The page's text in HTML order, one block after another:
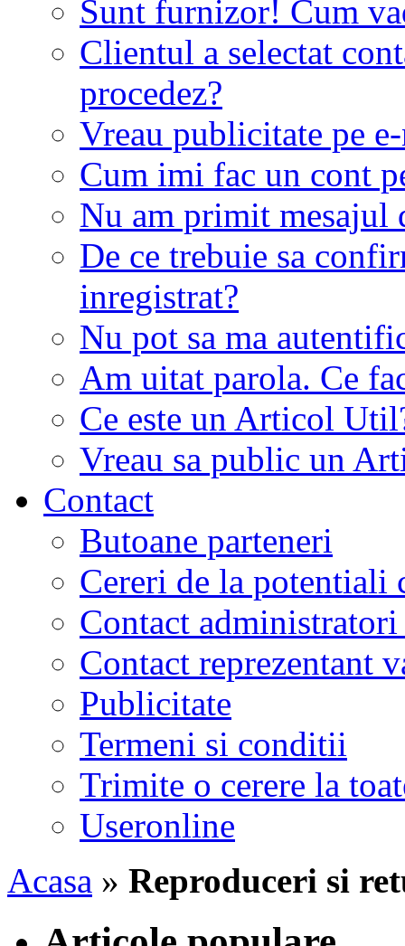
Sunt furnizor! Cum
Clientul a selectat
procedez?
Vreau publicitate pe
Cum imi fac un cont
Nu am primit mesajul
De ce trebuie sa
inregistrat?
Nu pot sa ma
Am uitat parola. Ce
Ce este un Articol
Vreau sa public un
Contact
Butoane parteneri
Cereri de la potentiali
Contact
Contact reprezentant
Publicitate
Termeni si conditii
Trimite o cerere la
Useronline
Acasa » Reproduceri si